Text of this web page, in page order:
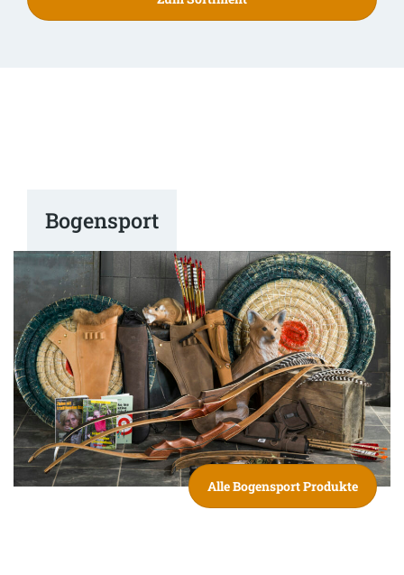
Bogensport
Alle Bogensport Produkte